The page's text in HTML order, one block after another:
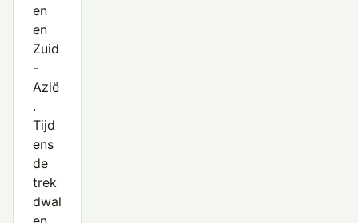
en
en
Zuid
-
Azië
.
Tijd
ens
de
trek
dwal